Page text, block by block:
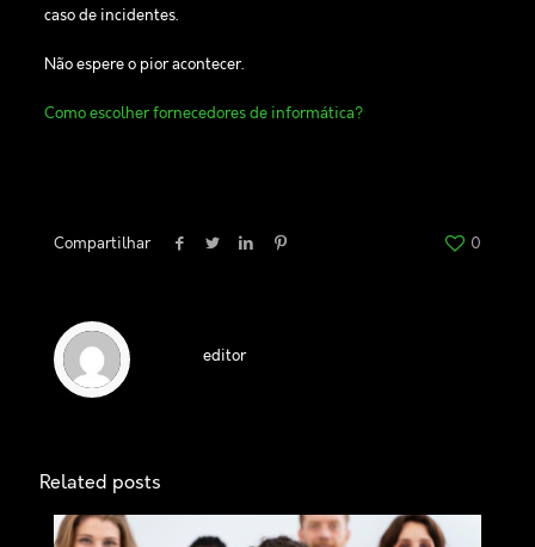
caso de incidentes.
Não espere o pior acontecer.
Como escolher fornecedores de informática?
Compartilhar 0
editor
Related posts